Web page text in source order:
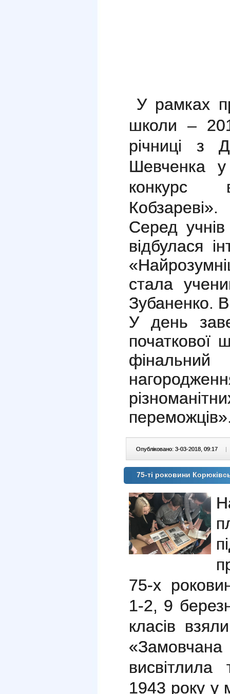
У рамках
школи –
річниці з
Шевченка
конкурс
Кобзареві».
Серед
відбулася
стала
Зубаненко.
У день
початкової
Опубліковано: 3-03-2018, 09:17 |
75-ті роковини
75-х
1-2, 9
класів
висвітлила
1943 року у